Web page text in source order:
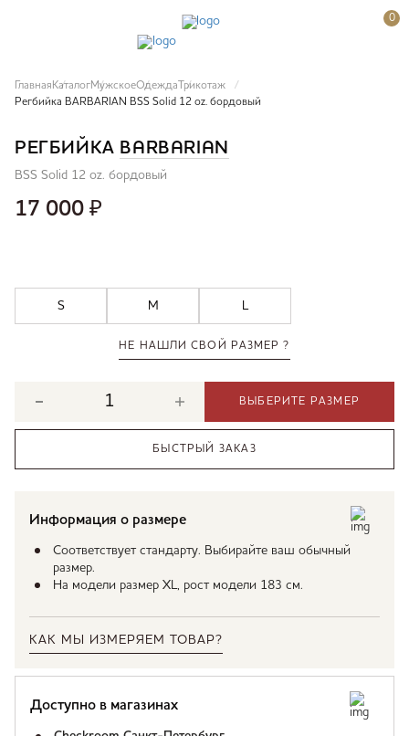
0
Главная КаталогМужскоеОдежда Трикотаж
Регбийка BARBARIAN BSS Solid 12 oz. бордовый
РЕГБИЙКА BARBARIAN
BSS Solid 12 oz. бордовый
17 000 ₽
НЕ НАШЛИ СВОЙ РАЗМЕР ?
S M L
ВЫБЕРИТЕ РАЗМЕР
БЫСТРЫЙ ЗАКАЗ
Информация о размере
Соответствует стандарту. Выбирайте ваш обычный
размер.
На модели размер XL, рост модели 183 см.
КАК МЫ ИЗМЕРЯЕМ ТОВАР?
Доступно в магазинах